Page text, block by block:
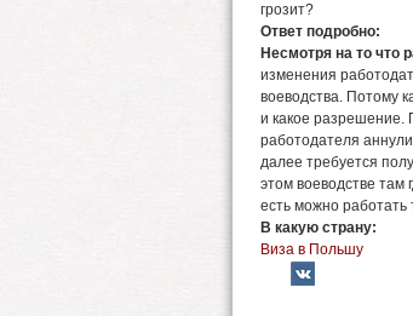
грозит?
Ответ подробно:
Несмотря на то что
изменения
воеводства. Потому
и какое разрешение.
работодателя
далее требуется
этом воеводстве там
есть можно
В какую страну:
Виза в Польшу